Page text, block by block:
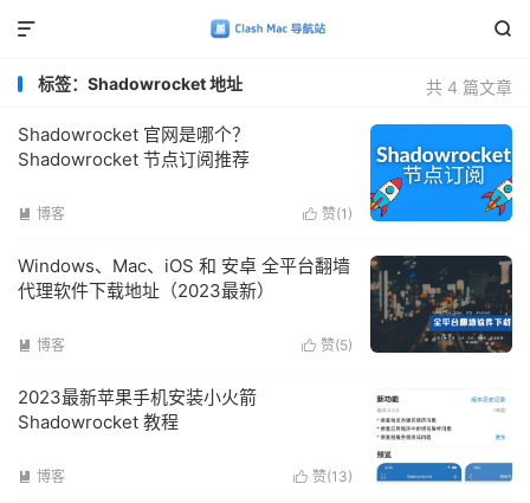


共 4 篇文章
标签：Shadowrocket 地址
Shadowrocket 官网是哪个？
Shadowrocket 节点订阅推荐
 赞(1 )
 博客
Windows、Mac、iOS 和 安卓 全平台翻墙
代理软件下载地址（2023最新）
 赞(5)
 博客
2023最新苹果手机安装小火箭
Shadowrocket 教程
 赞(13)
 博客